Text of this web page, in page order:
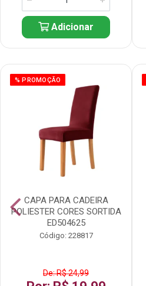
Adicionar
% PROMOÇÃO
CAPA PARA CADEIRA
POLIESTER CORES SORTIDA
ED504625
Código: 228817
De: R$ 24,99